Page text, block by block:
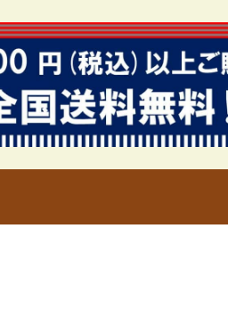
只今、カートに商品はございません。